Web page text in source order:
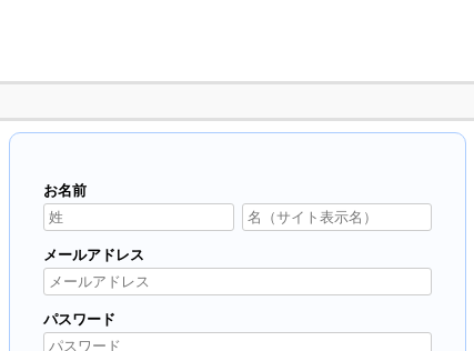
お名前
メールアドレス
パスワード